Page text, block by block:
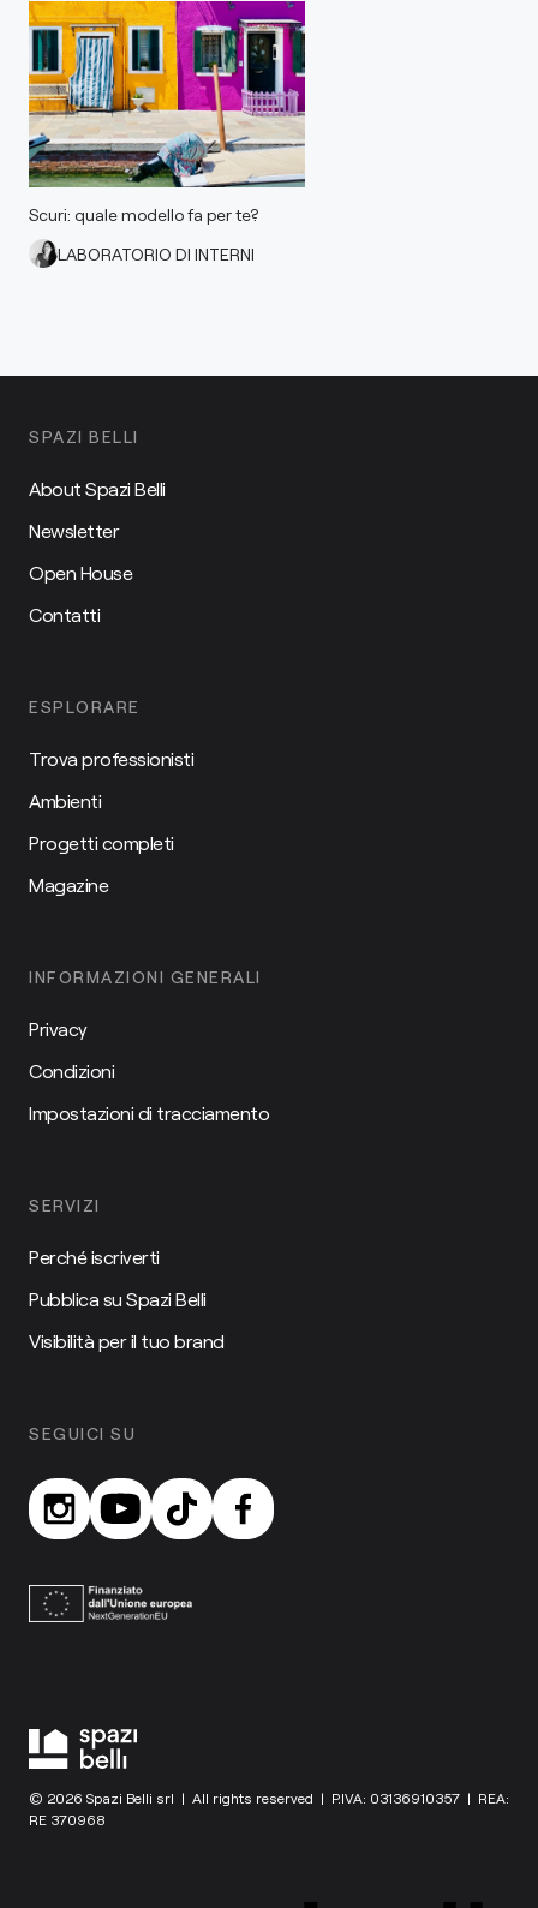
Scuri: quale modello fa per te?
LABORATORIO DI INTERNI
SPAZI BELLI
About Spazi Belli
Newsletter
Open House
Contatti
ESPLORARE
Trova professionisti
Ambienti
Progetti completi
Magazine
INFORMAZIONI GENERALI
Privacy
Condizioni
Impostazioni di tracciamento
SERVIZI
Perché iscriverti
Pubblica su Spazi Belli
Visibilità per il tuo brand
SEGUICI SU
© 2026 Spazi Belli srl | All rights reserved | P.IVA: 03136910357 | REA:
RE 370968